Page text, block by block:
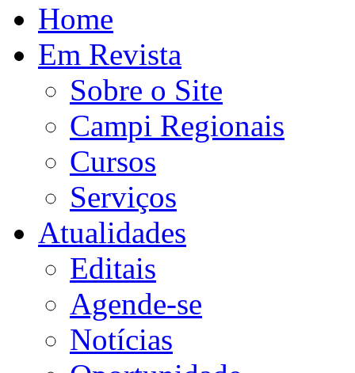
Home
Em Revista
Sobre o Site
Campi Regionais
Cursos
Serviços
Atualidades
Editais
Agende-se
Notícias